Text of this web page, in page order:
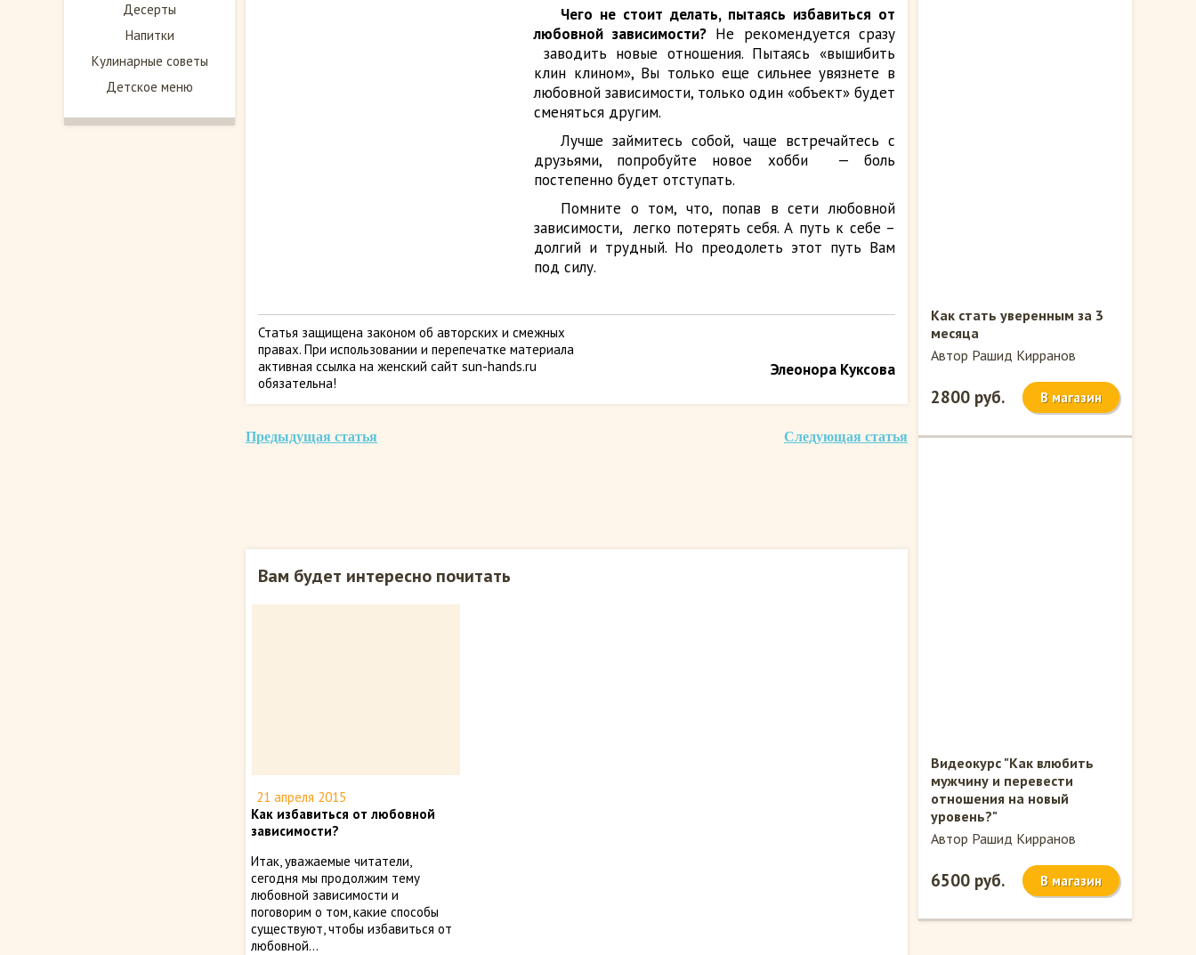
Десерты
Напитки
Кулинарные советы
Детское меню
Чего не стоит делать, пытаясь избавиться от
любовной зависимости?Не рекомендуется сразу
заводить новые отношения. Пытаясь «вышибить
клин клином», Вы только еще сильнее увязнете в
любовной зависимости, только один «объект» будет
сменяться другим.
Лучше займитесь собой, чаще встречайтесь с
друзьями, попробуйте новое хобби — боль
постепенно будет отступать.
Помните о том, что, попав в сети любовной
зависимости, легко потерять себя. А путь к себе –
долгий и трудный. Но преодолеть этот путь Вам
под силу.
Статья защищена законом об авторских и смежных
правах. При использовании и перепечатке материала
активная ссылка на женский сайт sun-hands.ru
обязательна!
Элеонора Куксова
Предыдущая статья Следующая статья
Вам будет интересно почитать
21 апреля 2015
Как избавиться от любовной
зависимости?
Итак, уважаемые читатели,
сегодня мы продолжим тему
любовной зависимости и
поговорим о том, какие способы
существуют, чтобы избавиться от
любовной...
Как стать уверенным за 3
месяца
Автор Рашид Кирранов
2800 руб. В магазин
Видеокурс "Как влюбить
мужчину и перевести
отношения на новый
уровень?"
Автор Рашид Кирранов
6500 руб. В магазин